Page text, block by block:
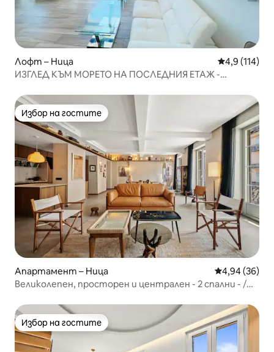
Лофт – Ница Средна
4,9 (114)
ИЗГЛЕД КЪМ МОРЕТО НА ПОСЛЕДНИЯ ЕТАЖ -
Избор на гостите
Избор на гостите
Апартамент – Ница Средна
4,94 (36)
Великолепен, просторен и централен - 2 спални - /
Избор на гостите
Избор на гостите